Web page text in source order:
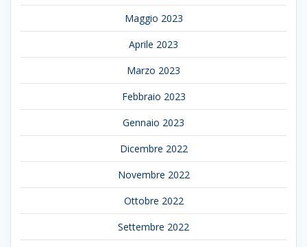
Maggio 2023
Aprile 2023
Marzo 2023
Febbraio 2023
Gennaio 2023
Dicembre 2022
Novembre 2022
Ottobre 2022
Settembre 2022